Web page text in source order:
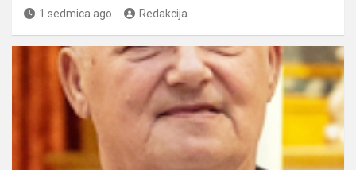
1 sedmica ago Redakcija